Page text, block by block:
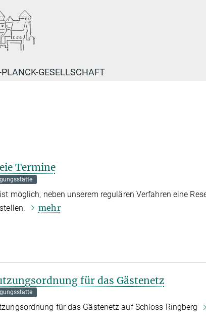
GESELLSCHAFT
Termine
möglich, neben unserem regulären Verfahren eine
mehr
für das Gästenetz
für das Gästenetz auf Schloss Ringberg